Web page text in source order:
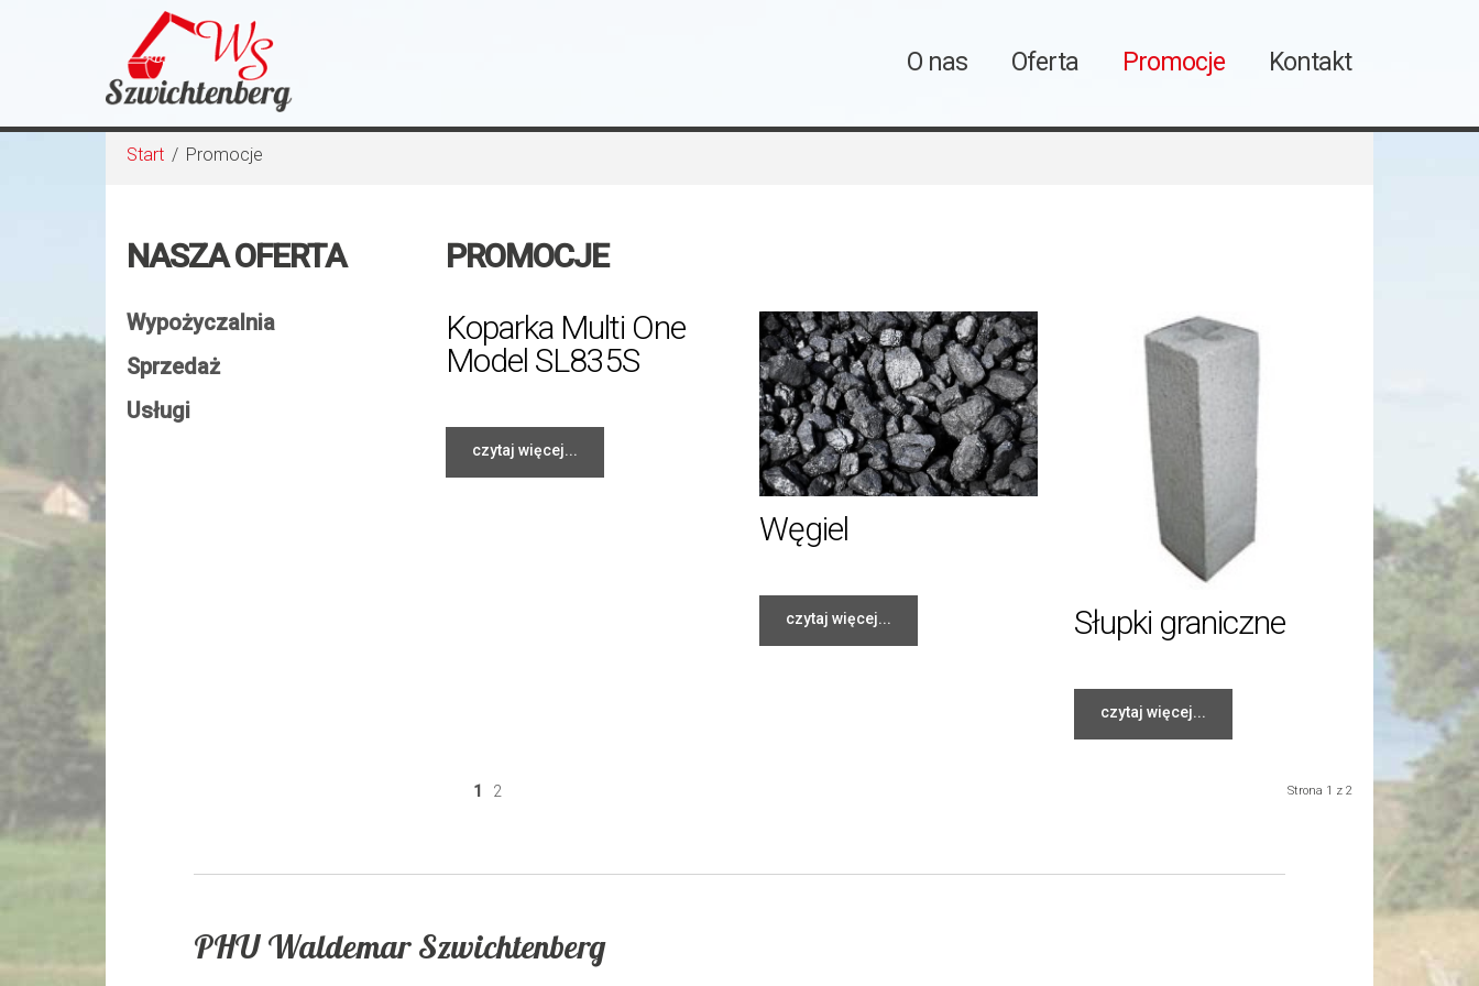
O nas Oferta Promocje Kontakt
Start / Promocje
NASZA OFERTA
Wypożyczalnia
Sprzedaż
Usługi
PROMOCJE
Koparka Multi One
Model SL835S
czytaj więcej...
Węgiel
czytaj więcej... Słupki graniczne
czytaj więcej...
Strona 1 z 2
1 2
PHU Waldemar Szwichtenberg